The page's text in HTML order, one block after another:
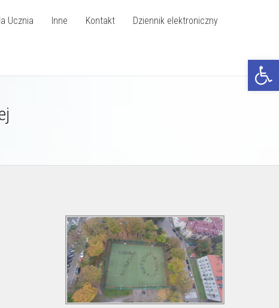
Otwórz
Ucznia Inne Kontakt Dziennik elektroniczny